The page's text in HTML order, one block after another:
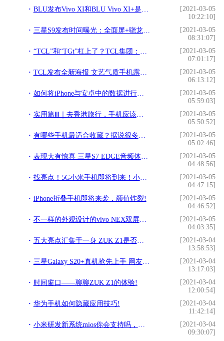
BLU发布Vivo XI和BLU Vivo XI+是该品牌首款获Verizon认证的手机!
[2021-03-05
10:22:10]
三星S9发布时间曝光：全面屏+骁龙845，这次干脆连发三款！!
[2021-03-05
08:31:07]
“TCL”和“TGt”杠上了？TCL集团：拒绝摹仿我的商标？!
[2021-03-05
07:01:17]
TCL发布全新海报 文艺气质手机露真容!
[2021-03-05
06:13:12]
如何将iPhone与安卓中的数据进行转换？其实你只需……!
[2021-03-05
05:59:03]
实用篇Ⅲ｜去香港旅行，手机应该用漫游还是租Wi-Fi?!
[2021-03-05
05:50:52]
有哪些手机最适合收藏？据说很多人看到最后一个心动了!
[2021-03-05
05:02:46]
表现大有惊喜 三星S7 EDGE音频体验!
[2021-03-05
04:48:56]
找亮点！5G小米手机即将到来！小米已经成功测试5G手机!
[2021-03-05
04:47:15]
iPhone折叠手机即将来袭，颜值炸裂!
[2021-03-05
04:46:52]
不一样的外观设计的vivo NEX双屏版，真的酷到没朋友！!
[2021-03-05
04:03:35]
五大亮点汇集于一身 ZUK Z1是否值得我们购买!
[2021-03-04
13:58:53]
三星Galaxy S20+真机抢先上手 网友：2.5D屏幕回归？!
[2021-03-04
13:17:03]
时间窗口——聊聊ZUK Z1的体验!
[2021-03-04
12:00:54]
华为手机如何隐藏应用技巧!
[2021-03-04
11:42:14]
小米研发新系统mios你会支持吗，搭在手机上!
[2021-03-04
09:30:07]